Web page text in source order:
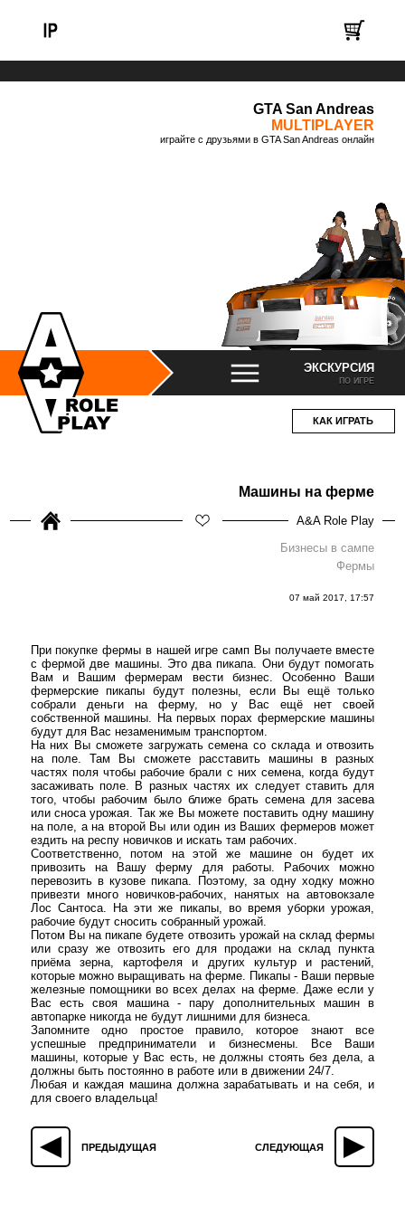
GTA San Andreas
MULTIPLAYER
играйте с друзьями в GTA San Andreas онлайн
ЭКСКУРСИЯ
ПО ИГРЕ
КАК ИГРАТЬ
Машины на ферме
A&A Role Play
Бизнесы в сампе
Фермы
07 май 2017, 17:57
При покупке фермы в нашей игре самп Вы получаете вместе
с фермой две машины. Это два пикапа. Они будут помогать
Вам и Вашим фермерам вести бизнес. Особенно Ваши
фермерские пикапы будут полезны, если Вы ещё только
собрали деньги на ферму, но у Вас ещё нет своей
собственной машины. На первых порах фермерские машины
будут для Вас незаменимым транспортом.
На них Вы сможете загружать семена со склада и отвозить
на поле. Там Вы сможете расставить машины в разных
частях поля чтобы рабочие брали с них семена, когда будут
засаживать поле. В разных частях их следует ставить для
того, чтобы рабочим было ближе брать семена для засева
или сноса урожая. Так же Вы можете поставить одну машину
на поле, а на второй Вы или один из Ваших фермеров может
ездить на респу новичков и искать там рабочих.
Соответственно, потом на этой же машине он будет их
привозить на Вашу ферму для работы. Рабочих можно
перевозить в кузове пикапа. Поэтому, за одну ходку можно
привезти много новичков-рабочих, нанятых на автовокзале
Лос Сантоса. На эти же пикапы, во время уборки урожая,
рабочие будут сносить собранный урожай.
Потом Вы на пикапе будете отвозить урожай на склад фермы
или сразу же отвозить его для продажи на склад пункта
приёма зерна, картофеля и других культур и растений,
которые можно выращивать на ферме. Пикапы - Ваши первые
железные помощники во всех делах на ферме. Даже если у
Вас есть своя машина - пару дополнительных машин в
автопарке никогда не будут лишними для бизнеса.
Запомните одно простое правило, которое знают все
успешные предприниматели и бизнесмены. Все Ваши
машины, которые у Вас есть, не должны стоять без дела, а
должны быть постоянно в работе или в движении 24/7.
Любая и каждая машина должна зарабатывать и на себя, и
для своего владельца!
ПРЕДЫДУЩАЯ СЛЕДУЮЩАЯ